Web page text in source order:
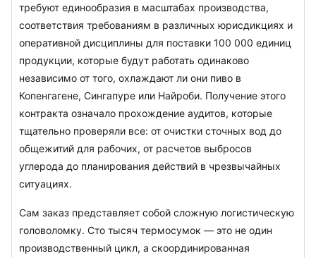
требуют единообразия в масштабах производства,
соответствия требованиям в различных юрисдикциях и
оперативной дисциплины для поставки 100 000 единиц
продукции, которые будут работать одинаково
независимо от того, охлаждают ли они пиво в
Копенгагене, Сингапуре или Найроби. Получение этого
контракта означало прохождение аудитов, которые
тщательно проверяли все: от очистки сточных вод до
общежитий для рабочих, от расчетов выбросов
углерода до планирования действий в чрезвычайных
ситуациях.
Сам заказ представляет собой сложную логистическую
головоломку. Сто тысяч термосумок — это не один
производственный цикл, а скоординированная